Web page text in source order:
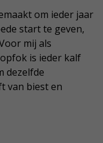
om ieder jaar
start te geven,
mij als
is ieder kalf
dezelfde
van biest en